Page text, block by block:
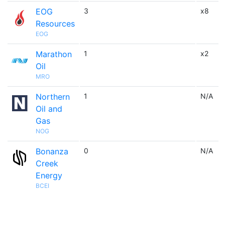
EOG
Resources
EOG
3 x8
Marathon
Oil
MRO
1 x2
Northern
Oil and
Gas
NOG
1 N/A
Bonanza
Creek
Energy
BCEI
0 N/A